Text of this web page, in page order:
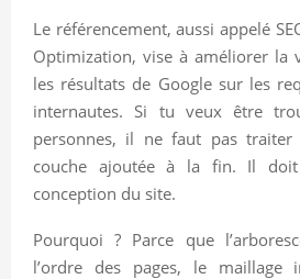
Le référencement, aussi appelé
Optimization, vise à améliorer la
les résultats de Google sur les
internautes. Si tu veux être
personnes, il ne faut pas traiter
couche ajoutée à la fin. Il
conception du site.
Pourquoi ? Parce que
l’ordre des pages, le maillage